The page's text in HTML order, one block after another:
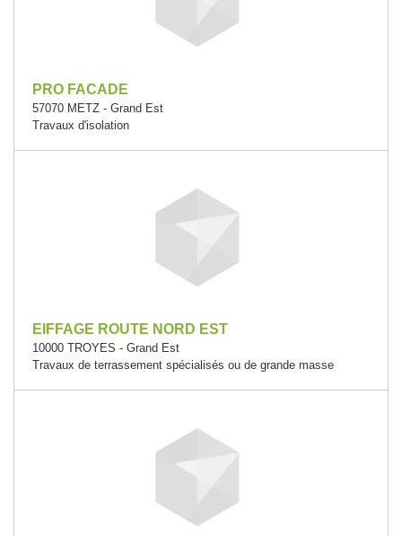
PRO FACADE
57070 METZ - Grand Est
Travaux d'isolation
EIFFAGE ROUTE NORD EST
10000 TROYES - Grand Est
Travaux de terrassement spécialisés ou de grande masse